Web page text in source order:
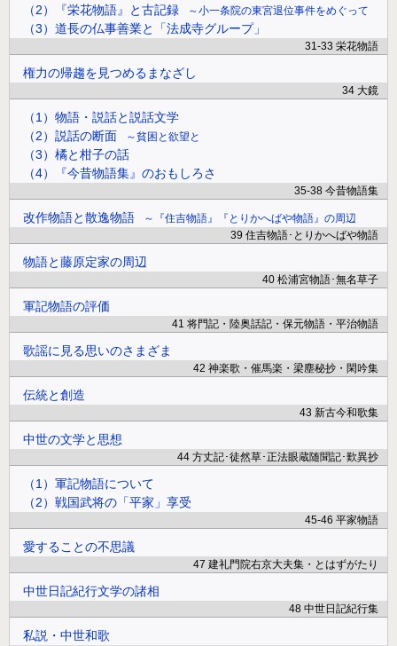
（2）『栄花物語』と古記録
小一条院の東宮退位事件をめぐって
（3）道長の仏事善業と「法成寺グループ」
31-33 栄花物語
権力の帰趨を見つめるまなざし
34 大鏡
（1）物語・説話と説話文学
（2）説話の断面
貧困と欲望と
（3）橘と柑子の話
（4）『今昔物語集』のおもしろさ
35-38 今昔物語集
改作物語と散逸物語
『住吉物語』『とりかへばや物語』の周辺
39 住吉物語･とりかへばや物語
物語と藤原定家の周辺
40 松浦宮物語･無名草子
軍記物語の評価
41 将門記・陸奥話記・保元物語・平治物語
歌謡に見る思いのさまざま
42 神楽歌・催馬楽・梁塵秘抄・閑吟集
伝統と創造
43 新古今和歌集
中世の文学と思想
44 方丈記･徒然草･正法眼蔵随聞記･歎異抄
（1）軍記物語について
（2）戦国武将の「平家」享受
45-46 平家物語
愛することの不思議
47 建礼門院右京大夫集・とはずがたり
中世日記紀行文学の諸相
48 中世日記紀行集
私説・中世和歌